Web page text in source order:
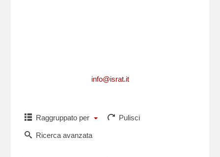
info@israt.it
Raggruppato per Pulisci
Ricerca avanzata